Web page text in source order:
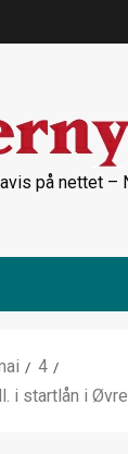
på nettet –
4
i startlån i